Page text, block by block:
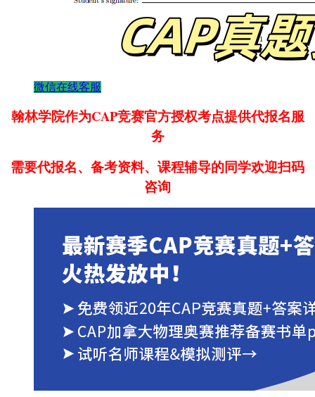
微信在线客服
翰林学院作为CAP竞赛官方授权考点提供代报名服
务
需要代报名、备考资料、课程辅导的同学欢迎扫码
咨询